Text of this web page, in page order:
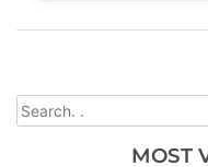
MOST